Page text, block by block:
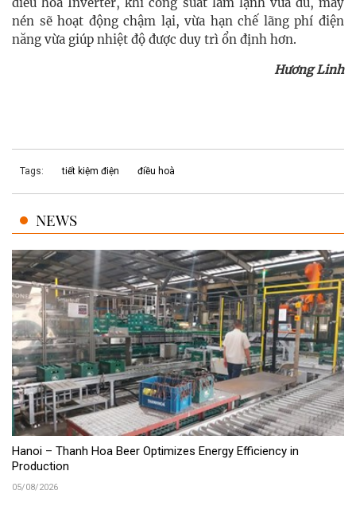
nén sẽ hoạt động chậm lại, vừa hạn chế lãng phí điện
năng vừa giúp nhiệt độ được duy trì ổn định hơn.
Hương Linh
Tags: tiết kiệm điện điều hoà
NEWS
Hanoi – Thanh Hoa Beer Optimizes Energy Efficiency in
Production
05/08/2026